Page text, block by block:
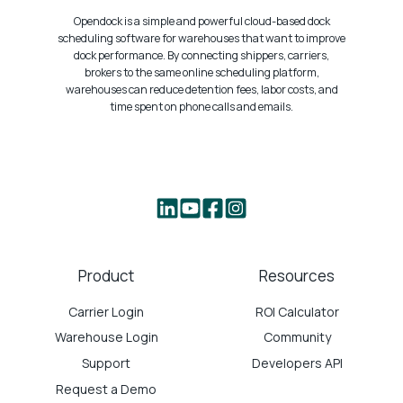
Opendock is a simple and powerful cloud-based dock
scheduling software for warehouses that want to improve
dock performance. By connecting shippers, carriers,
brokers to the same online scheduling platform,
warehouses can reduce detention fees, labor costs, and
time spent on phone calls and emails.
Product
Carrier Login
Warehouse Login
Support
Request a Demo
Resources
ROI Calculator
Community
Developers API